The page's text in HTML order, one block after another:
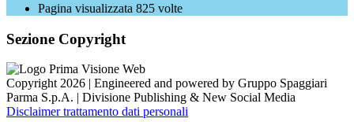
Pagina visualizzata 825 volte
Sezione Copyright
Copyright 2026 | Engineered and powered by Gruppo Spaggiari
Parma S.p.A. | Divisione Publishing & New Social Media
Disclaimer trattamento dati personali